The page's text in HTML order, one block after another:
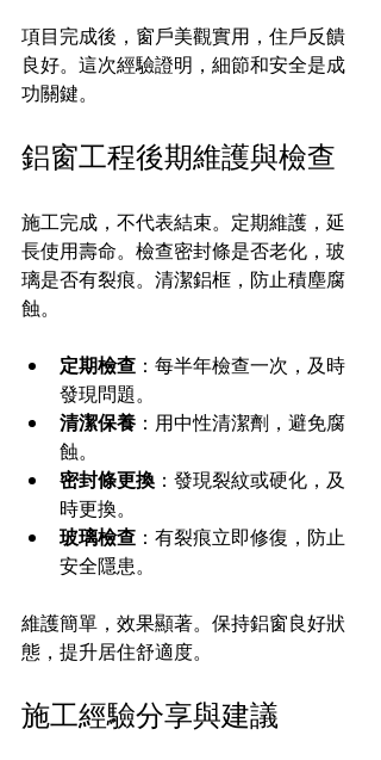
項目完成後，窗戶美觀實用，住戶反饋
良好。這次經驗證明，細節和安全是成
功關鍵。
鋁窗工程後期維護與檢查
施工完成，不代表結束。定期維護，延
長使用壽命。檢查密封條是否老化，玻
璃是否有裂痕。清潔鋁框，防止積塵腐
蝕。
定期檢查 ：每半年檢查一次，及時
發現問題。
清潔保養 ：用中性清潔劑，避免腐
蝕。
密封條更換 ：發現裂紋或硬化，及
時更換。
玻璃檢查 ：有裂痕立即修復，防止
安全隱患。
維護簡單，效果顯著。保持鋁窗良好狀
態，提升居住舒適度。
施工經驗分享與建議